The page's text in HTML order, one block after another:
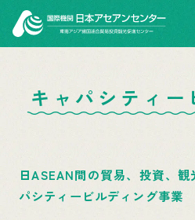
キャパシティー
日ASEAN間の貿易、投資、
パシティービルディング事業